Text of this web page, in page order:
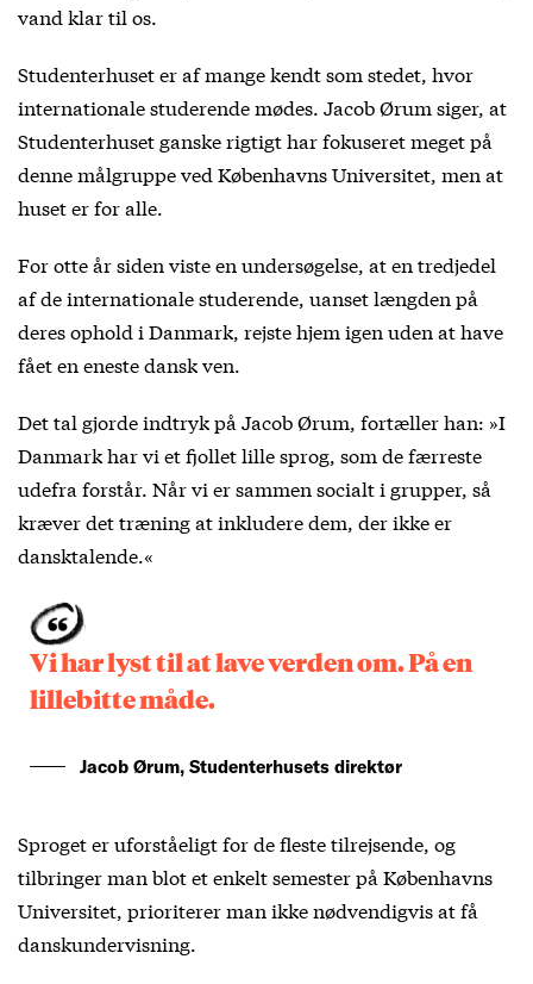
vand klar til os.
Studenterhuset er af mange kendt som stedet, hvor
internationale studerende mødes. Jacob Ørum siger, at
Studenterhuset ganske rigtigt har fokuseret meget på
denne målgruppe ved Københavns Universitet, men at
huset er for alle.
For otte år siden viste en undersøgelse, at en tredjedel
af de internationale studerende, uanset længden på
deres ophold i Danmark, rejste hjem igen uden at have
fået en eneste dansk ven.
Det tal gjorde indtryk på Jacob Ørum, fortæller han: »I
Danmark har vi et fjollet lille sprog, som de færreste
udefra forstår. Når vi er sammen socialt i grupper, så
kræver det træning at inkludere dem, der ikke er
dansktalende.«
Vi har lyst til at lave verden om. På en
lillebitte måde.
Jacob Ørum, Studenterhusets direktør
Sproget er uforståeligt for de fleste tilrejsende, og
tilbringer man blot et enkelt semester på Københavns
Universitet, prioriterer man ikke nødvendigvis at få
danskundervisning.